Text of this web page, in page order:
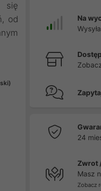
się
od
Na
24
Zwrot
Masz
Zobacz